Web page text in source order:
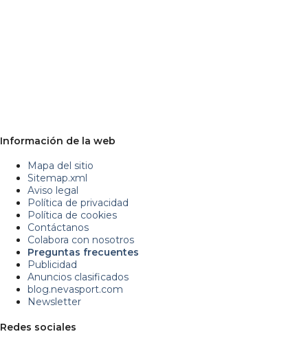
Información de la web
Mapa del sitio
Sitemap.xml
Aviso legal
Política de privacidad
Política de cookies
Contáctanos
Colabora con nosotros
Preguntas frecuentes
Publicidad
Anuncios clasificados
blog.nevasport.com
Newsletter
Redes sociales